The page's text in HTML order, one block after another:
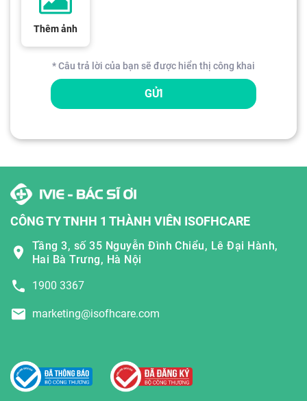
Thêm ảnh
* Câu trả lời của bạn sẽ được hiển thị công khai
GỬI
CÔNG TY TNHH 1 THÀNH VIÊN ISOFHCARE
Tầng 3, số 35 Nguyễn Đình Chiểu, Lê Đại Hành,
Hai Bà Trưng, Hà Nội
1900 3367
marketing@isofhcare.com